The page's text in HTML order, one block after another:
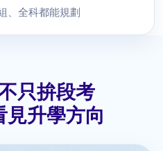
、全科都能規劃
只拚段考
見升學方向